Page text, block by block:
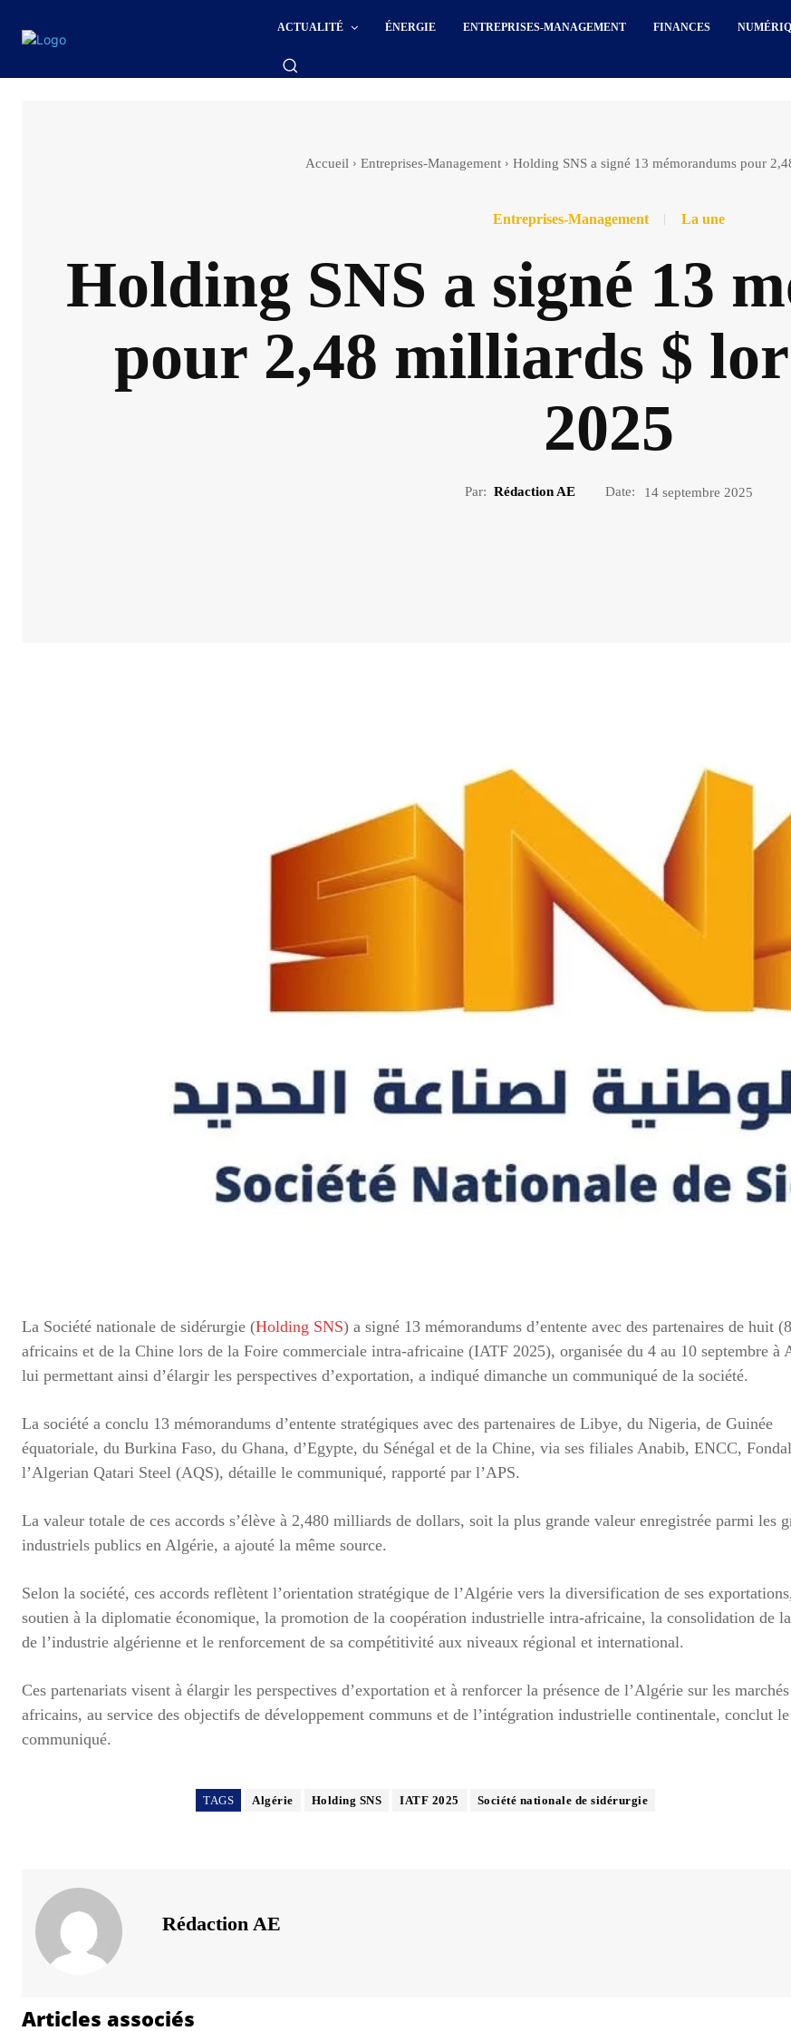
ACTUALITÉ ÉNERGIE ENTREPRISES-MANAGEMENT FINANCES
Accueil Entreprises-Management Holding SNS a signé 13 mémorandums pour
Entreprises-Management La une
Holding SNS a signé 13
pour 2,48 milliards $
2025
Par: Rédaction AE Date: 14 septembre 2025
La Société nationale de sidérurgie (Holding SNS) a signé 13 mémorandums d’entente avec des partenaires de huit
africains et de la Chine lors de la Foire commerciale intra-africaine (IATF 2025), organisée du 4 au 10 septembre à
lui permettant ainsi d’élargir les perspectives d’exportation, a indiqué dimanche un communiqué de la société.
La société a conclu 13 mémorandums d’entente stratégiques avec des partenaires de Libye, du Nigeria, de Guinée
équatoriale, du Burkina Faso, du Ghana, d’Egypte, du Sénégal et de la Chine, via ses filiales Anabib, ENCC,
l’Algerian Qatari Steel (AQS), détaille le communiqué, rapporté par l’APS.
La valeur totale de ces accords s’élève à 2,480 milliards de dollars, soit la plus grande valeur enregistrée parmi les
industriels publics en Algérie, a ajouté la même source.
Selon la société, ces accords reflètent l’orientation stratégique de l’Algérie vers la diversification de ses
soutien à la diplomatie économique, la promotion de la coopération industrielle intra-africaine, la consolidation de
de l’industrie algérienne et le renforcement de sa compétitivité aux niveaux régional et international.
Ces partenariats visent à élargir les perspectives d’exportation et à renforcer la présence de l’Algérie sur les marchés
africains, au service des objectifs de développement communs et de l’intégration industrielle continentale, conclut le
communiqué.
TAGS Algérie Holding SNS IATF 2025 Société nationale de sidérurgie
Rédaction AE
Articles associés